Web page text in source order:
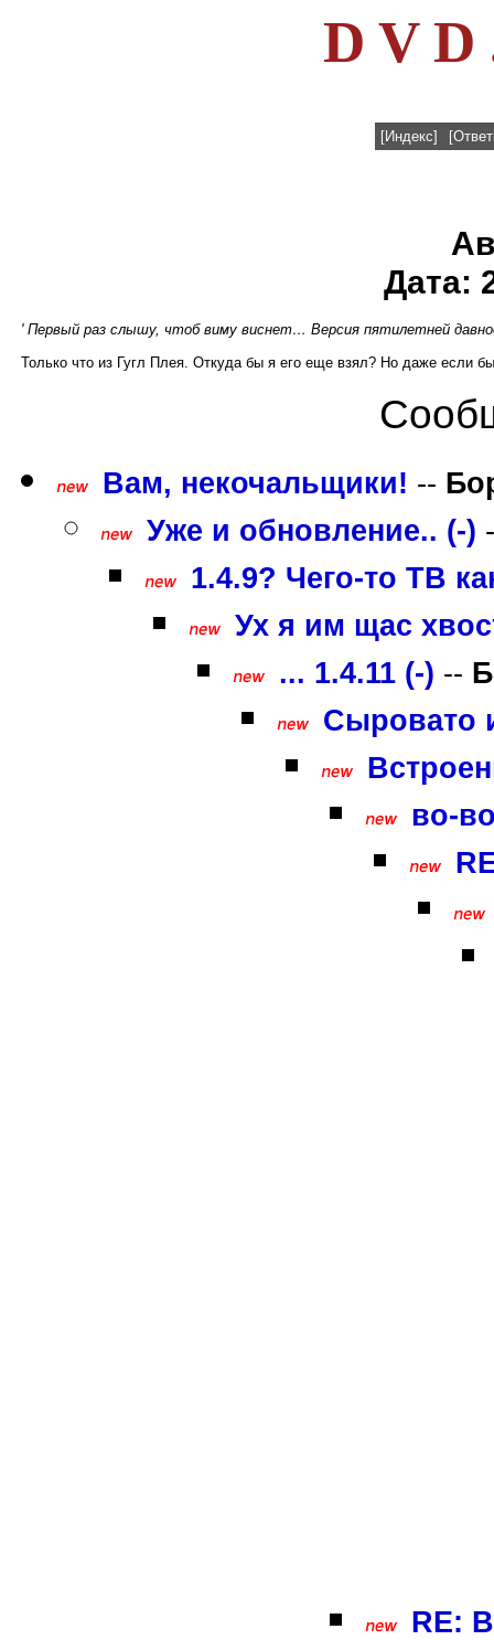
D V D
[Индекс]
Дата:
' Первый раз слышу, чтоб виму виснет… Версия пятилетней
Только что из Гугл Плея. Откуда бы я его еще взял? Но даже если
Вам, некочальщики! --
Уже и обновление.. (-)
1.4.9? Чего-то ТВ
Ух я им щас
... 1.4.11 (-) --
Сыровато
во-
RE: